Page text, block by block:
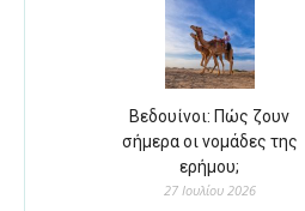
Βεδουίνοι: Πώς ζουν
σήμερα οι νομάδες της
ερήμου;
27 Ιουλίου 2026